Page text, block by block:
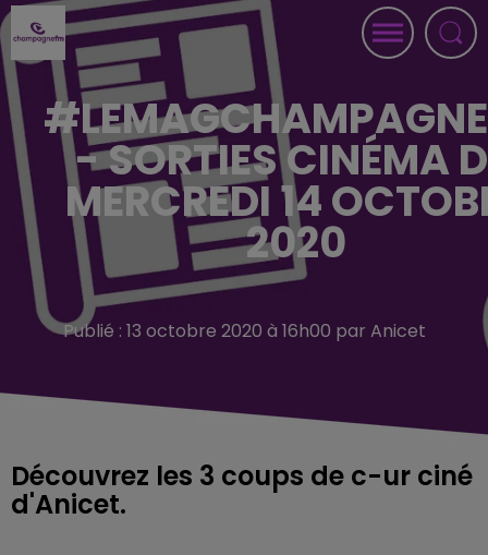
- SORTIES CINÉMA
MERCREDI 14
2020
Publié : 13 octobre 2020 à 16h00 par Anicet
Découvrez les 3 coups de c-ur ciné
d'Anicet.